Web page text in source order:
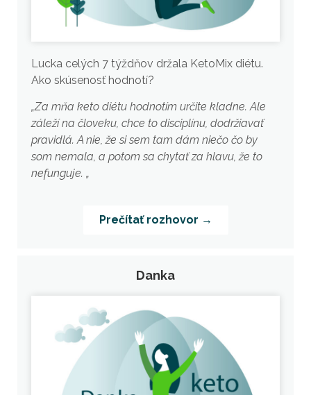
Lucka celých 7 týždňov držala KetoMix diétu.
Ako skúsenosť hodnotí?
„Za mňa keto diétu hodnotím určite kladne. Ale
záleží na človeku, chce to disciplínu, dodržiavať
pravidlá. A nie, že si sem tam dám niečo čo by
som nemala, a potom sa chytať za hlavu, že to
nefunguje. „
Prečítať rozhovor →
Danka